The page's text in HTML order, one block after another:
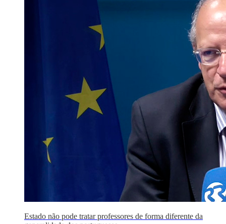
Estado não pode tratar professores de forma diferente da